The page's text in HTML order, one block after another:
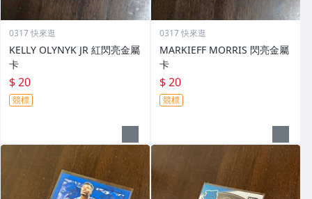
0317 快來逛
KELLY OLYNYK JR 紅閃亮金屬
卡
$ 20
競標
0317 快來逛
MARKIEFF MORRIS 閃亮金屬
卡
$ 20
競標